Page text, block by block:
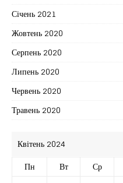
Січень 2021
Жовтень 2020
Серпень 2020
Липень 2020
Червень 2020
Травень 2020
Квітень 2024
Пн
Вт Ср